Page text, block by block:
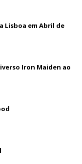
Lisboa em Abril de
Iron Maiden ao